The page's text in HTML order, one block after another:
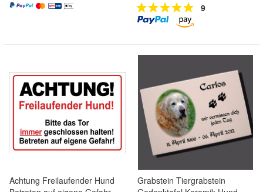
9
Achtung Freilaufender Hund
Grabstein Tiergrabstein